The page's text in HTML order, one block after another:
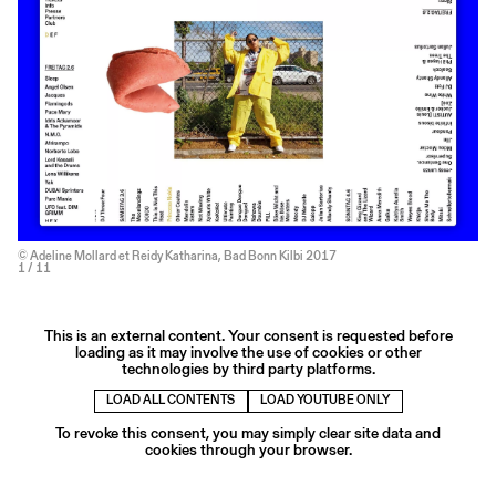
© Adeline Mollard et Reidy Katharina, Bad Bonn Kilbi 2017
1 / 11
This is an external content. Your consent is requested before
loading as it may involve the use of cookies or other
technologies by third party platforms.
LOAD ALL CONTENTS LOAD YOUTUBE ONLY
To revoke this consent, you may simply clear site data and
cookies through your browser.